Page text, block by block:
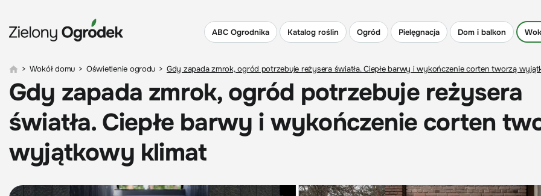
ABC Ogrodnika Katalog roślin Ogród Pielęgnacja Dom i balkon
> Wokół domu > Oświetlenie ogrodu > Gdy zapada zmrok, ogród potrzebuje reżysera światła. Ciepłe barwy i wykończenie corten tworzą
Gdy zapada zmrok, ogród potrzebuje reżysera
światła. Ciepłe barwy i wykończenie corten
wyjątkowy klimat